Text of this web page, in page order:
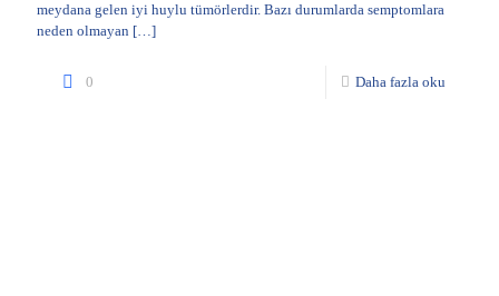
meydana gelen iyi huylu tümörlerdir. Bazı durumlarda semptomlara
neden olmayan […]
0 Daha fazla oku